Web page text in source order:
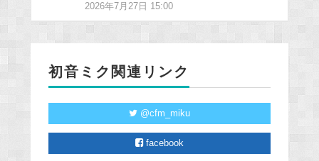
2026年7月27日 15:00
初音ミク関連リンク
@cfm_miku
facebook